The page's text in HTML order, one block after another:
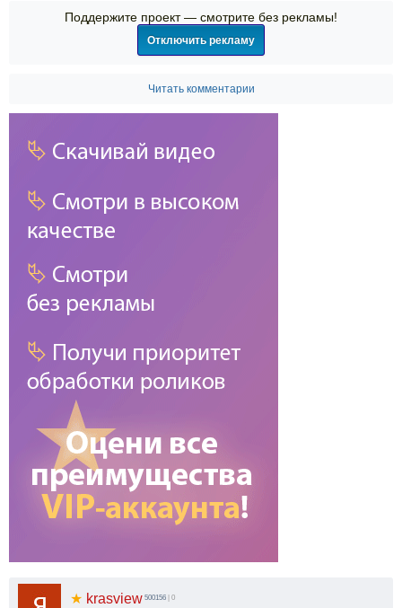
Поддержите проект — смотрите без рекламы!
Отключить рекламу
Читать комментарии
★ krasview 500156 | 0